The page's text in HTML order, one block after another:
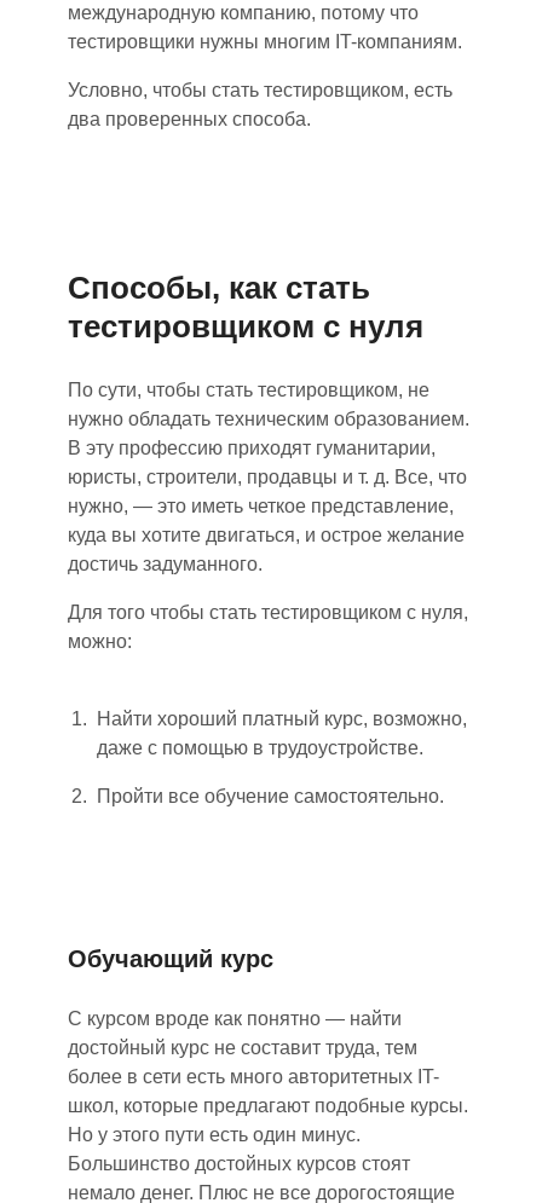
международную компанию, потому что
тестировщики нужны многим IT-компаниям.
Условно, чтобы стать тестировщиком, есть
два проверенных способа.
Способы, как стать
тестировщиком с нуля
По сути, чтобы стать тестировщиком, не
нужно обладать техническим образованием.
В эту профессию приходят гуманитарии,
юристы, строители, продавцы и т. д. Все, что
нужно, — это иметь четкое представление,
куда вы хотите двигаться, и острое желание
достичь задуманного.
Для того чтобы стать тестировщиком с нуля,
можно:
Найти хороший платный курс, возможно,
даже с помощью в трудоустройстве.
Пройти все обучение самостоятельно.
Обучающий курс
С курсом вроде как понятно — найти
достойный курс не составит труда, тем
более в сети есть много авторитетных IT-
школ, которые предлагают подобные курсы.
Но у этого пути есть один минус.
Большинство достойных курсов стоят
немало денег. Плюс не все дорогостоящие